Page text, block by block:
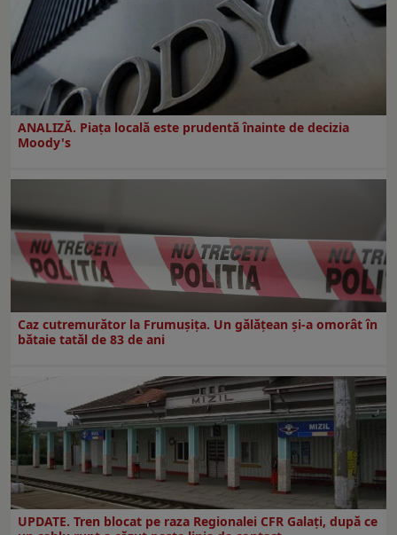
ANALIZĂ. Piața locală este prudentă înainte de decizia
Moody's
Caz cutremurător la Frumușița. Un gălățean și-a omorât în
bătaie tatăl de 83 de ani
UPDATE. Tren blocat pe raza Regionalei CFR Galați, după ce